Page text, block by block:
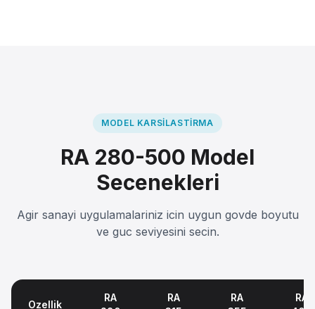
MODEL KARSILASTIRMA
RA 280-500 Model
Secenekleri
Agir sanayi uygulamalariniz icin uygun govde boyutu
ve guc seviyesini secin.
Ozellik
RA
RA
RA
RA